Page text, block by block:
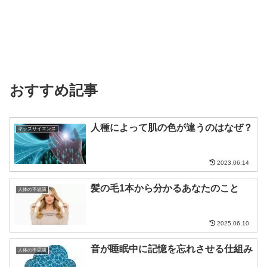
おすすめ記事
キッズサイエンス 人種によって肌の色が違うのはなぜ？
2023.06.14
人体の不思議 髪の毛1本から分かるあなたのこと
2025.06.10
人体の不思議 音が睡眠中に記憶を忘れさせる仕組み